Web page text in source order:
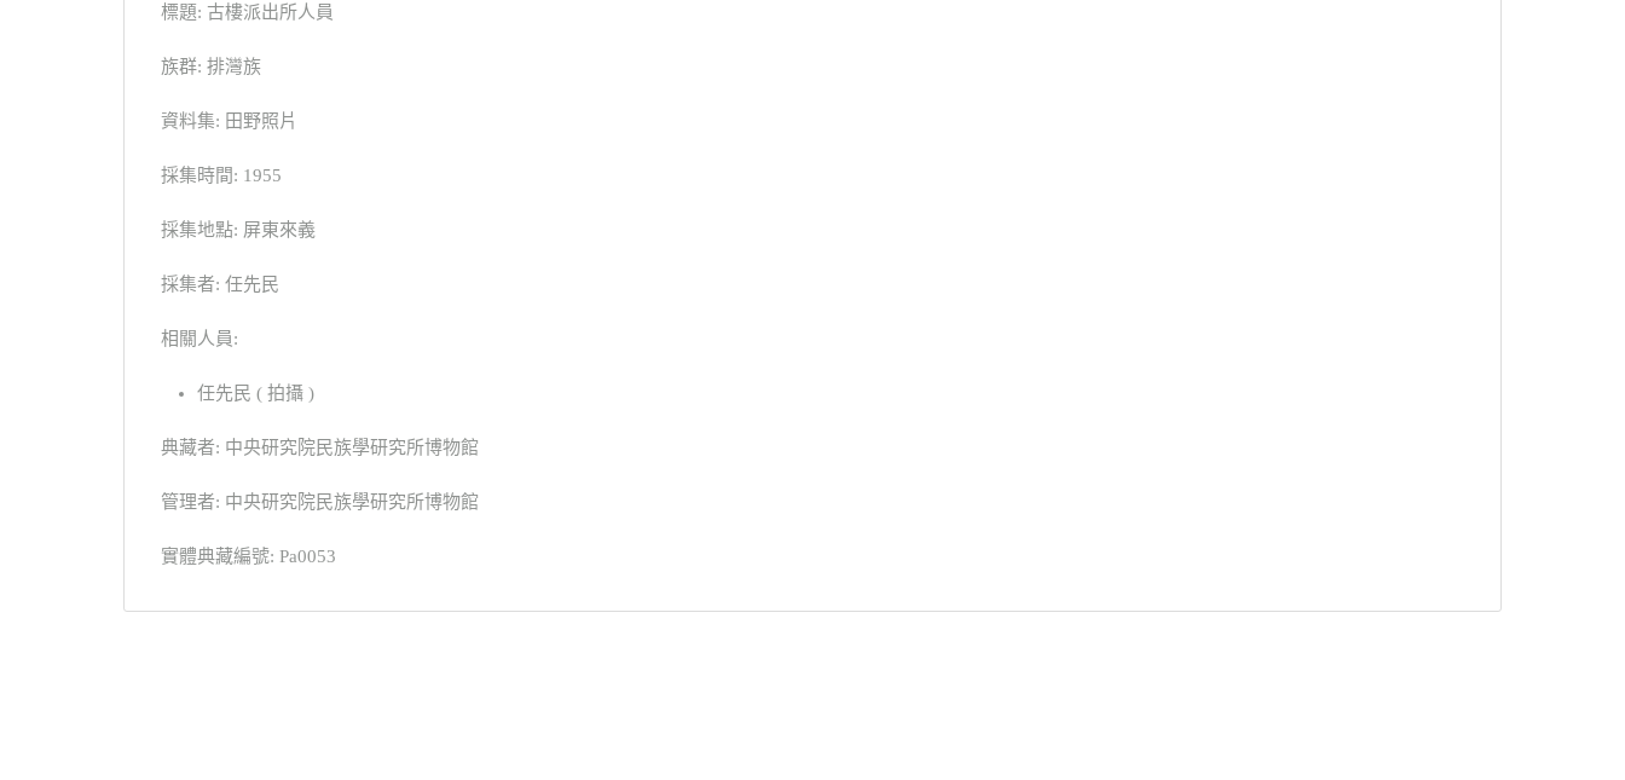
標題: 古樓派出所人員
族群: 排灣族
資料集: 田野照片
採集時間: 1955
採集地點: 屏東來義
採集者: 任先民
相關人員:
任先民 ( 拍攝 )
典藏者: 中央研究院民族學研究所博物館
管理者: 中央研究院民族學研究所博物館
實體典藏編號: Pa0053